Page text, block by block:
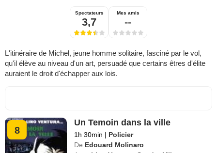
Spectateurs
3,7
Mes amis
--
L'itinéraire de Michel, jeune homme solitaire, fasciné par le vol,
qu'il élève au niveau d'un art, persuadé que certains êtres d'élite
auraient le droit d'échapper aux lois.
8
Un Temoin dans la ville
1h 30min | Policier
De Edouard Molinaro